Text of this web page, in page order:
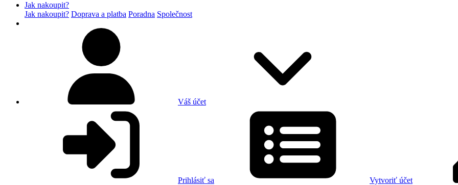
Jak nakoupit?
Jak nakoupit? Doprava a platba Poradna Společnost
Váš účet
Prihlásiť sa Vytvoriť účet